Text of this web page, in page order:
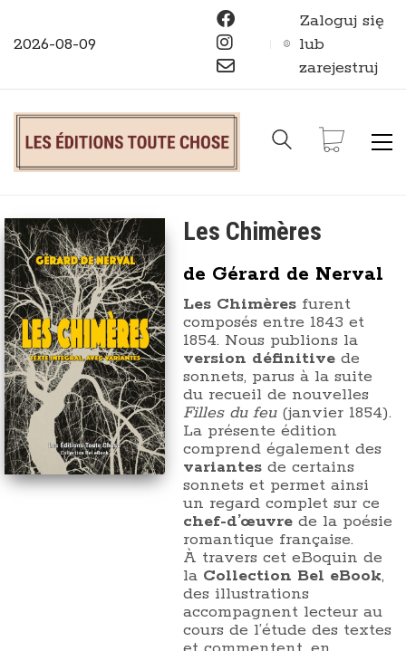
2026-08-09
Zaloguj się
lub
zarejestruj
Les Chimères
de Gérard de Nerval
Les Chimèresfurent
composés entre 1843 et
1854. Nous publions la
version définitivede
sonnets, parus à la suite
du recueil de nouvelles
Filles du feu (janvier 1854).
La présente édition
comprend également des
variantesde certains
sonnets et permet ainsi
un regard complet sur ce
chef-d’œuvrede la poésie
romantique française.
À travers cet eBoquin de
la Collection Bel eBook,
des illustrations
accompagnent lecteur au
cours de l’étude des textes